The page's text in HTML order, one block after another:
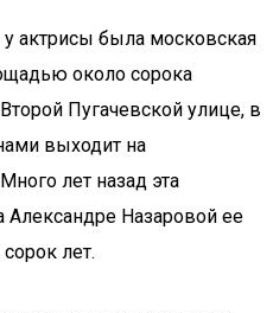
актрисы была московская
около сорока
Пугачевской улице, в
выходит на
лет назад эта
Назаровой ее
лет.